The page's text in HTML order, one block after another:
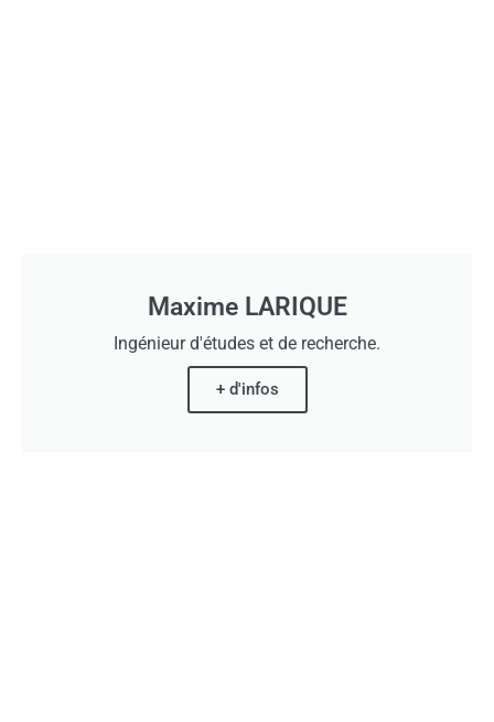
Maxime LARIQUE
Ingénieur d'études et de recherche.
+ d'infos